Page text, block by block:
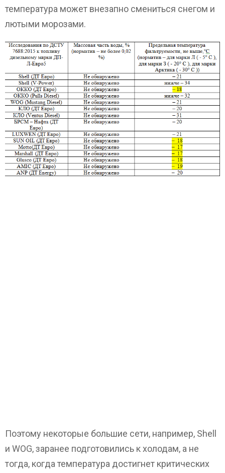
температура может внезапно смениться снегом и
лютыми морозами.
Поэтому некоторые большие сети, например, Shell
и WOG, заранее подготовились к холодам, а не
тогда, когда температура достигнет критических